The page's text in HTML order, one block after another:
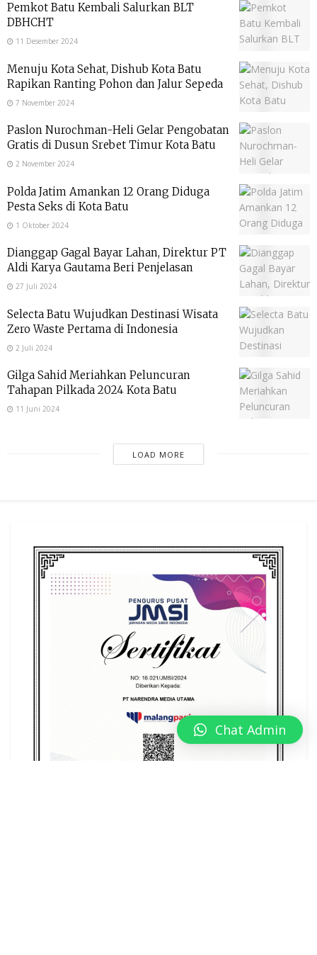
Pemkot Batu Kembali Salurkan BLT
DBHCHT
11 Desember 2024
Menuju Kota Sehat, Dishub Kota Batu
Rapikan Ranting Pohon dan Jalur Sepeda
7 November 2024
Paslon Nurochman-Heli Gelar Pengobatan
Gratis di Dusun Srebet Timur Kota Batu
2 November 2024
Polda Jatim Amankan 12 Orang Diduga
Pesta Seks di Kota Batu
1 Oktober 2024
Dianggap Gagal Bayar Lahan, Direktur PT
Aldi Karya Gautama Beri Penjelasan
27 Juli 2024
Selecta Batu Wujudkan Destinasi Wisata
Zero Waste Pertama di Indonesia
2 Juli 2024
Gilga Sahid Meriahkan Peluncuran
Tahapan Pilkada 2024 Kota Batu
11 Juni 2024
LOAD MORE
Chat Admin